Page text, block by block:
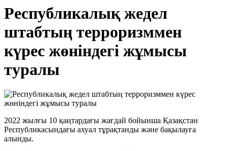
Республикалық жедел
штабтың терроризммен
күрес жөніндегі жұмысы
туралы
2022 жылғы 10 қаңтардағы жағдай бойынша Қазақстан
Республикасындағы ахуал тұрақтанды және бақылауға
алынды.